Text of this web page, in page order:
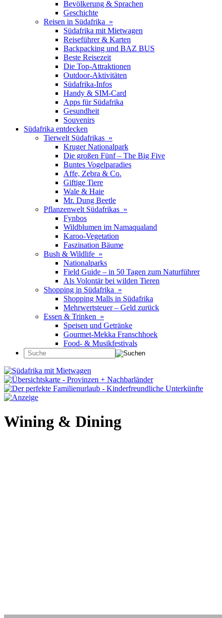
Bevölkerung & Sprachen
Geschichte
Reisen in Südafrika »
Südafrika mit Mietwagen
Reiseführer & Karten
Backpacking und BAZ BUS
Beste Reisezeit
Die Top-Attraktionen
Outdoor-Aktivitäten
Südafrika-Infos
Handy & SIM-Card
Apps für Südafrika
Gesundheit
Souvenirs
Südafrika entdecken
Tierwelt Südafrikas »
Kruger Nationalpark
Die großen Fünf – The Big Five
Buntes Vogelparadies
Affe, Zebra & Co.
Giftige Tiere
Wale & Haie
Mr. Dung Beetle
Pflanzenwelt Südafrikas »
Fynbos
Wildblumen im Namaqualand
Karoo-Vegetation
Faszination Bäume
Bush & Wildlife »
Nationalparks
Field Guide – in 50 Tagen zum Naturführer
Als Volontär bei wilden Tieren
Shopping in Südafrika »
Shopping Malls in Südafrika
Mehrwertsteuer – Geld zurück
Essen & Trinken »
Speisen und Getränke
Gourmet-Mekka Franschhoek
Food- & Musikfestivals
Wining & Dining